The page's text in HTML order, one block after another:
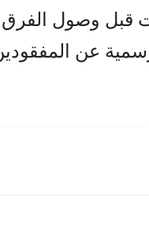
قبل وصول الفرق
عن